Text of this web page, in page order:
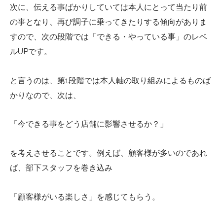
次に、伝える事ばかりしていては本人にとって当たり前
の事となり、再び調子に乗ってきたりする傾向がありま
すので、次の段階では「できる・やっている事」のレベ
ルUPです。
と言うのは、第1段階では本人軸の取り組みによるものば
かりなので、次は、
「今できる事をどう店舗に影響させるか？」
を考えさせることです。例えば、顧客様が多いのであれ
ば、部下スタッフを巻き込み
「顧客様がいる楽しさ」を感じてもらう。